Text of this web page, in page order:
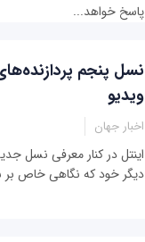
پاسخ خواهد...
ویدیو
اخبار جهان
اینتل در کنار معرفی نسل
دیگر خود که نگاهی خاص بر